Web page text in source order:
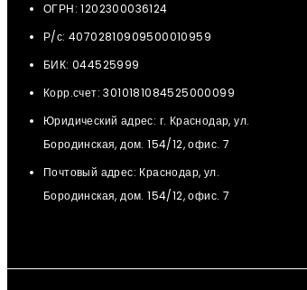
ОГРН: 1202300036124
Р/с: 40702810909500010959
БИК: 044525999
Корр.счет: 3010181084525000099
Юридический адрес: г. Краснодар, ул.
Бородинская, дом. 154/12, офис. 7
Почтовый адрес: Краснодар, ул.
Бородинская, дом. 154/12, офис. 7